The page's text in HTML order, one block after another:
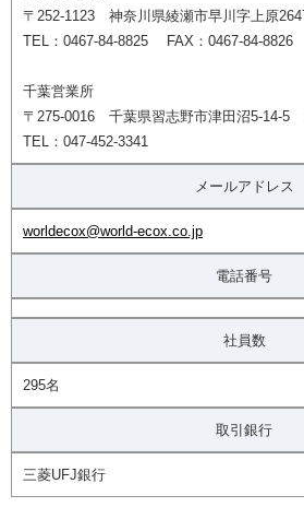
〒252-1123 神奈川県綾瀬市早川字上原
TEL：0467-84-8825 FAX：0467-84-8826
千葉営業所
〒275-0016 千葉県習志野市津田沼5-14-5
TEL：047-452-3341
メールアドレス
worldecox@world-ecox.co.jp
電話番号
社員数
295名
取引銀行
三菱UFJ銀行